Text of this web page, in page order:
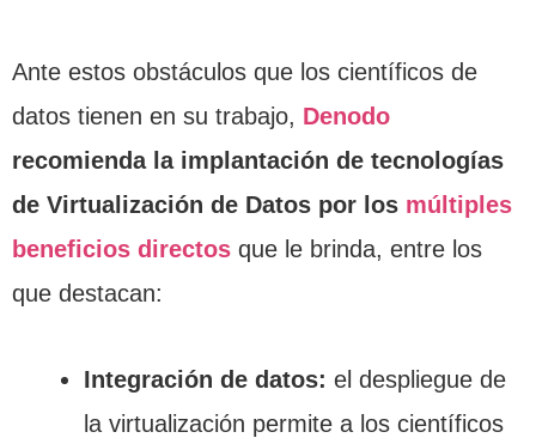
Ante estos obstáculos que los científicos de
datos tienen en su trabajo, Denodo
recomienda la implantación de tecnologías
de Virtualización de Datos por los múltiples
beneficios directos que le brinda, entre los
que destacan:
Integración de datos: el despliegue de
la virtualización permite a los científicos